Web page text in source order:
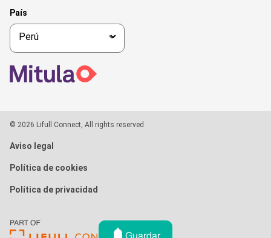
Guardar
País
© 2026 Lifull Connect, All rights reserved
Aviso legal
Política de cookies
Política de privacidad